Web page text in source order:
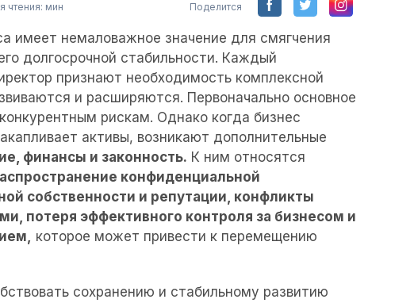
чтения: мин Поделится
имеет немаловажное значение для смягчения
долгосрочной стабильности. Каждый
признают необходимость комплексной
и расширяются. Первоначально основное
рискам. Однако когда бизнес
активы, возникают дополнительные
финансы и законность. К ним относятся
конфиденциальной
собственности и репутации, конфликты
потеря эффективного контроля за бизнесом и
, которое может привести к перемещению
сохранению и стабильному развитию